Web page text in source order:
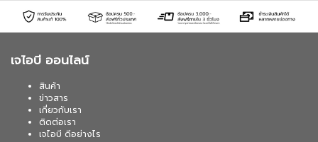
เจไอบี ออนไลน์
สินค้า
ข่าวสาร
เกี่ยวกับเรา
ติดต่อเรา
เจไอบี ดีอย่างไร